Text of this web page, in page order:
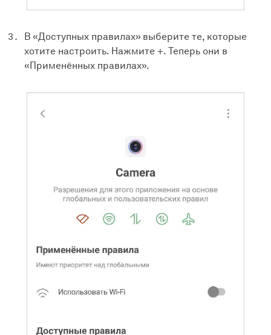
В «Доступных правилах» выберите те, которые
хотите настроить. Нажмите +. Теперь они в
«Применённых правилах».